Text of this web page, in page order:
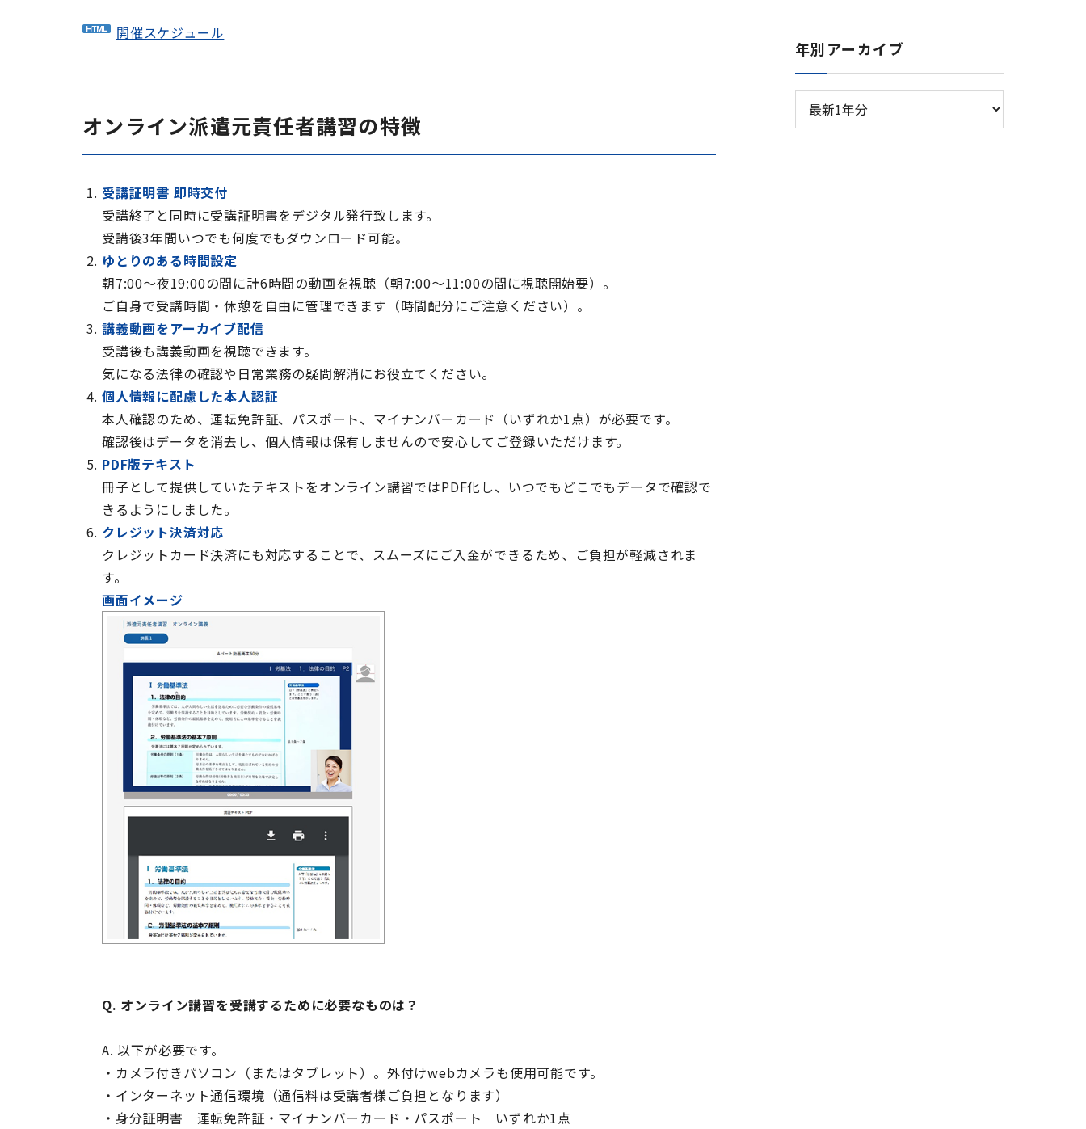
開催スケジュール
オンライン派遣元責任者講習の特徴
受講証明書 即時交付
受講終了と同時に受講証明書をデジタル発行致します。
受講後3年間いつでも何度でもダウンロード可能。
ゆとりのある時間設定
朝7:00～夜19:00の間に計6時間の動画を視聴（朝7:00～11:00の間に視聴開始要）。
ご自身で受講時間・休憩を自由に管理できます（時間配分にご注意ください）。
講義動画をアーカイブ配信
受講後も講義動画を視聴できます。
気になる法律の確認や日常業務の疑問解消にお役立てください。
個人情報に配慮した本人認証
本人確認のため、運転免許証、パスポート、マイナンバーカード（いずれか1点）が必要です。
確認後はデータを消去し、個人情報は保有しませんので安心してご登録いただけます。
PDF版テキスト
冊子として提供していたテキストをオンライン講習ではPDF化し、いつでもどこでもデータで確認で
きるようにしました。
クレジット決済対応
クレジットカード決済にも対応することで、スムーズにご入金ができるため、ご負担が軽減されま
す。
画面イメージ
Q. オンライン講習を受講するために必要なものは？
A. 以下が必要です。
・カメラ付きパソコン（またはタブレット）。外付けwebカメラも使用可能です。
・インターネット通信環境（通信料は受講者様ご負担となります）
・身分証明書 運転免許証・マイナンバーカード・パスポート いずれか1点
年別アーカイブ